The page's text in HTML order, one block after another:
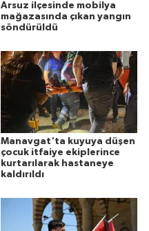
Arsuz ilçesinde mobilya
mağazasında çıkan yangın
söndürüldü
Manavgat'ta kuyuya düşen
çocuk itfaiye ekiplerince
kurtarılarak hastaneye
kaldırıldı